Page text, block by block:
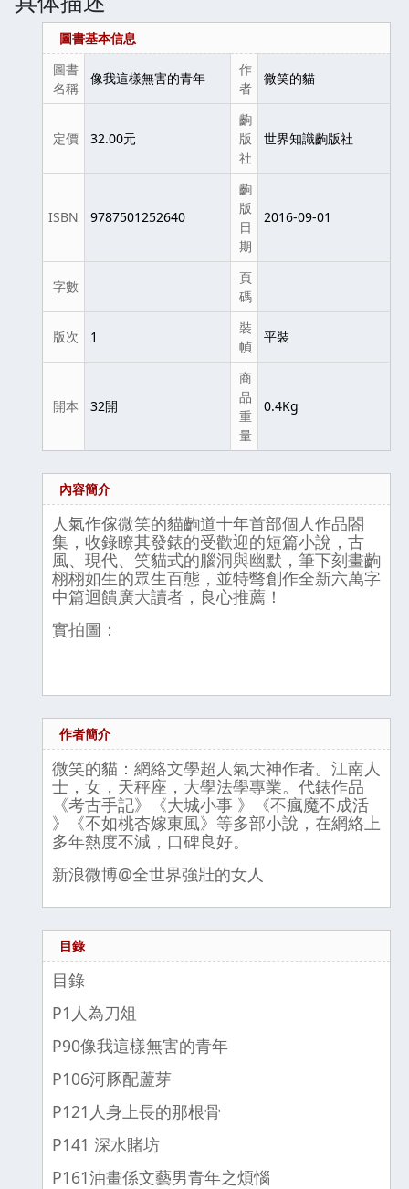
圖書基本信息
圖書
名稱
像我這樣無害的青年
作
者
微笑的貓
定價 32.00元
齣
版
社
世界知識齣版社
ISBN 9787501252640
齣
版
日
期
2016-09-01
字數
頁
碼
版次 1
裝
幀
平裝
開本 32開
商
品
重
量
0.4Kg
內容簡介
人氣作傢微笑的貓齣道十年首部個人作品閤
集，收錄瞭其發錶的受歡迎的短篇小說，古
風、現代、笑貓式的腦洞與幽默，筆下刻畫齣
栩栩如生的眾生百態，並特彆創作全新六萬字
中篇迴饋廣大讀者，良心推薦！
實拍圖：
作者簡介
微笑的貓：網絡文學超人氣大神作者。江南人
士，女，天秤座，大學法學專業。代錶作品
《考古手記》《大城小事 》《不瘋魔不成活
》《不如桃杏嫁東風》等多部小說，在網絡上
多年熱度不減，口碑良好。
新浪微博@全世界強壯的女人
目錄
目錄
P1人為刀俎
P90像我這樣無害的青年
P106河豚配蘆芽
P121人身上長的那根骨
P141 深水賭坊
P161油畫係文藝男青年之煩惱